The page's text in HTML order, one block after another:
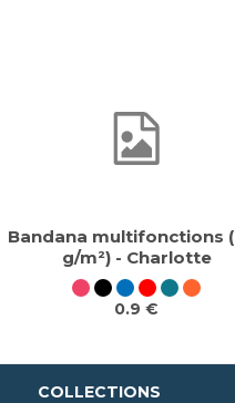
Bandana multifonctions
g/m²) - Charlotte
0.9 €
COLLECTIONS